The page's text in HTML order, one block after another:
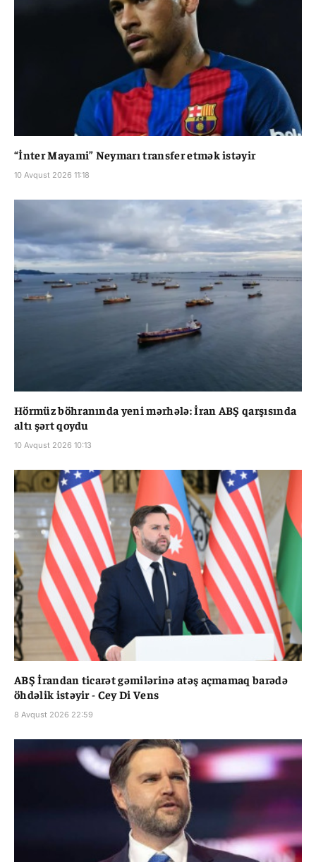
“İnter Mayami” Neymarı transfer etmək istəyir
10 Avqust 2026 11:18
Hörmüz böhranında yeni mərhələ: İran ABŞ qarşısında
altı şərt qoydu
10 Avqust 2026 10:13
ABŞ İrandan ticarət gəmilərinə atəş açmamaq barədə
öhdəlik istəyir - Cey Di Vens
8 Avqust 2026 22:59